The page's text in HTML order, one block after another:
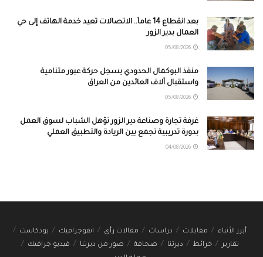
بعد انقطاع 14 عاماً.. الاتصالات تعيد خدمة الهاتف إلى حي
العمال بدير الزور
منفذ البوكمال الحدودي يسجل حركة عبور متنامية
واستقبال آلاف العائدين من العراق
غرفة تجارة وصناعة دير الزور تؤهل الشباب لسوق العمل
بدورة تدريبية تجمع بين الريادة والتطبيق العملي
أبرز الأنباء مقابلات دراسات مقالات رأي انفوجرافيك
بودكاست
تقارير
خرائط ديرتنا صحافة صور من ديرتنا
فيديو جرافيك